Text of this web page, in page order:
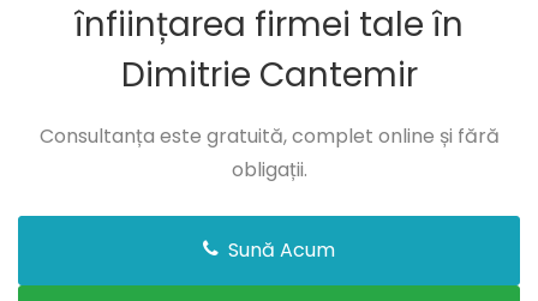
înființarea firmei tale în
Dimitrie Cantemir
Consultanța este gratuită, complet online și fără
obligații.
Sună Acum